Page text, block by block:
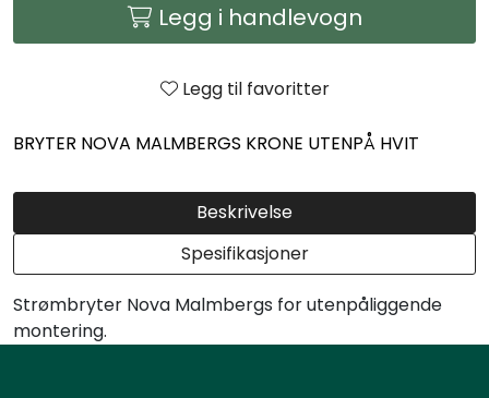
Legg i handlevogn
Legg til favoritter
BRYTER NOVA MALMBERGS KRONE UTENPÅ HVIT
Beskrivelse
Spesifikasjoner
Strømbryter Nova Malmbergs for utenpåliggende
montering.